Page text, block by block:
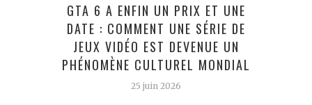
GTA 6 A ENFIN UN PRIX ET UNE
DATE : COMMENT UNE SÉRIE DE
JEUX VIDÉO EST DEVENUE UN
PHÉNOMÈNE CULTUREL MONDIAL
25 juin 2026